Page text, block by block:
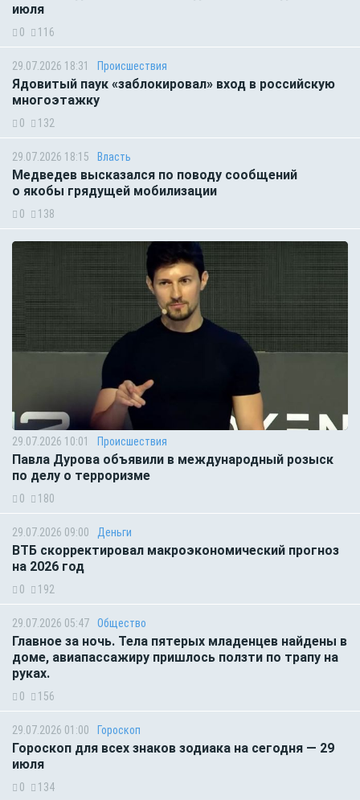
июля
0 116
29.07.2026 18:31 Происшествия
Ядовитый паук «заблокировал» вход в российскую
многоэтажку
0 132
29.07.2026 18:15 Власть
Медведев высказался по поводу сообщений
о якобы грядущей мобилизации
0 138
29.07.2026 10:01 Происшествия
Павла Дурова объявили в международный розыск
по делу о терроризме
0 180
29.07.2026 09:00 Деньги
ВТБ скорректировал макроэкономический прогноз
на 2026 год
0 192
29.07.2026 05:47 Общество
Главное за ночь. Тела пятерых младенцев найдены в
доме, авиапассажиру пришлось ползти по трапу на
руках.
0 156
29.07.2026 01:00 Гороскоп
Гороскоп для всех знаков зодиака на сегодня — 29
июля
0 134